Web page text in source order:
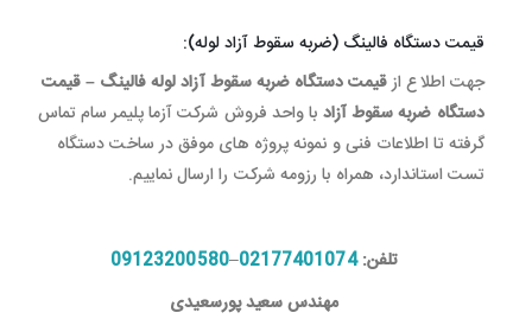
قیمت دستگاه فالینگ (ضربه سقوط آزاد لوله):
جهت اطلاع ازقیمت دستگاه ضربه سقوط آزاد لوله فالینگ – قیمت
دستگاه ضربه سقوط آزاد با واحد فروش شرکت آزما پلیمر سام تماس
گرفته تا اطلاعات فنی و نمونه پروژه های موفق در ساخت دستگاه
تست استاندارد، همراه با رزومه شرکت را ارسال نماییم.
تلفن: 02177401074
–
09123200580
مهندس سعید پورسعیدی